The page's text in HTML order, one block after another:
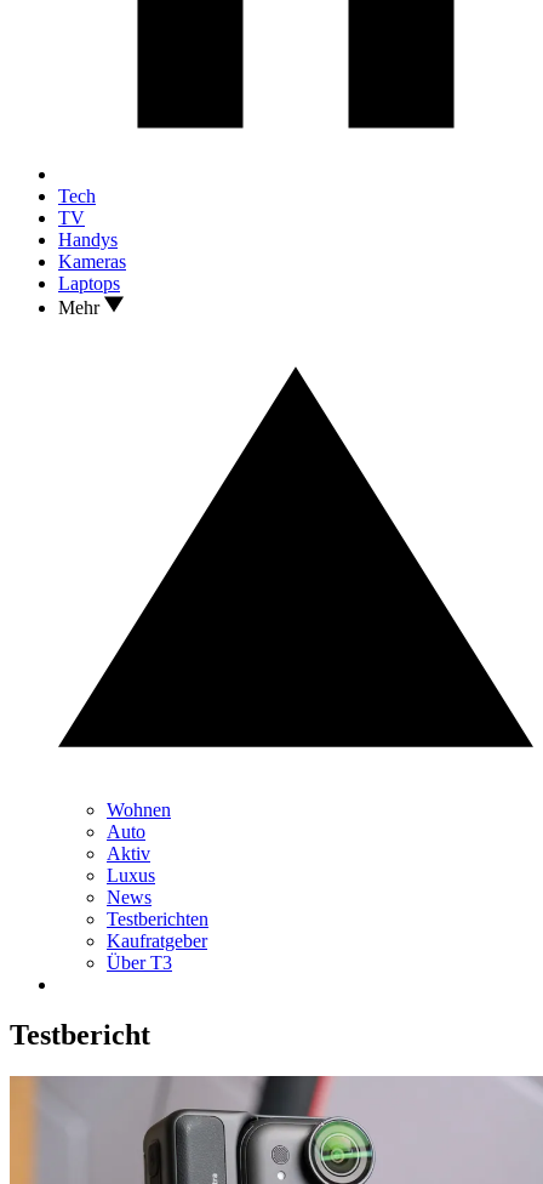
Tech
TV
Handys
Kameras
Laptops
Mehr
Wohnen
Auto
Aktiv
Luxus
News
Testberichten
Kaufratgeber
Über T3
Testbericht